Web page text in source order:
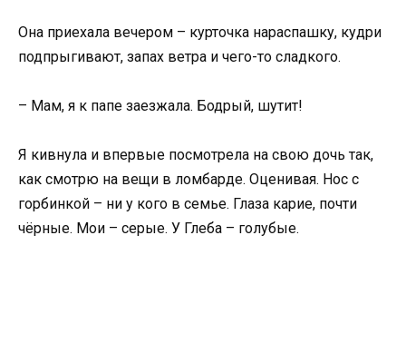
Она приехала вечером – курточка нараспашку, кудри
подпрыгивают, запах ветра и чего-то сладкого.
– Мам, я к папе заезжала. Бодрый, шутит!
Я кивнула и впервые посмотрела на свою дочь так,
как смотрю на вещи в ломбарде. Оценивая. Нос с
горбинкой – ни у кого в семье. Глаза карие, почти
чёрные. Мои – серые. У Глеба – голубые.